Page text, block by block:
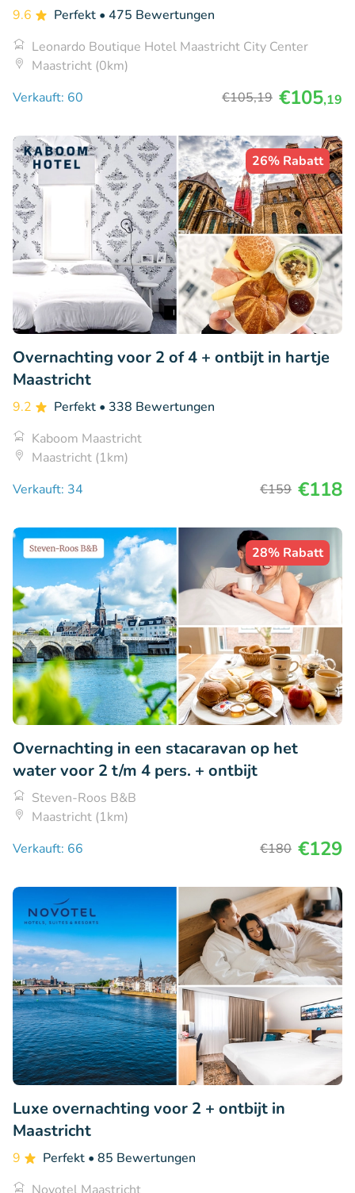
9.6 Perfekt • 475 Bewertungen
Leonardo Boutique Hotel Maastricht City Center
Maastricht (0km)
Verkauft: 60
€105,19 €105,19
26% Rabatt
Overnachting voor 2 of 4 + ontbijt in hartje
Maastricht
9.2 Perfekt • 338 Bewertungen
Kaboom Maastricht
Maastricht (1km)
Verkauft: 34
€159 €118
28% Rabatt
Overnachting in een stacaravan op het
water voor 2 t/m 4 pers. + ontbijt
Steven-Roos B&B
Maastricht (1km)
Verkauft: 66
€180 €129
Luxe overnachting voor 2 + ontbijt in
Maastricht
9 Perfekt • 85 Bewertungen